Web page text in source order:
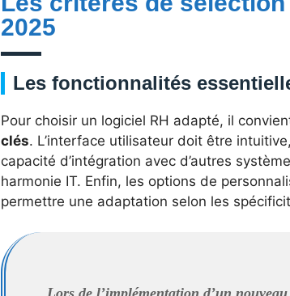
2025
Les fonctionnalités
Pour choisir un logiciel RH adapté, il
clés. L’interface utilisateur doit être
capacité d’intégration avec d’autres
harmonie IT. Enfin, les options de
permettre une adaptation selon les
Lors de l’implémentation d’un